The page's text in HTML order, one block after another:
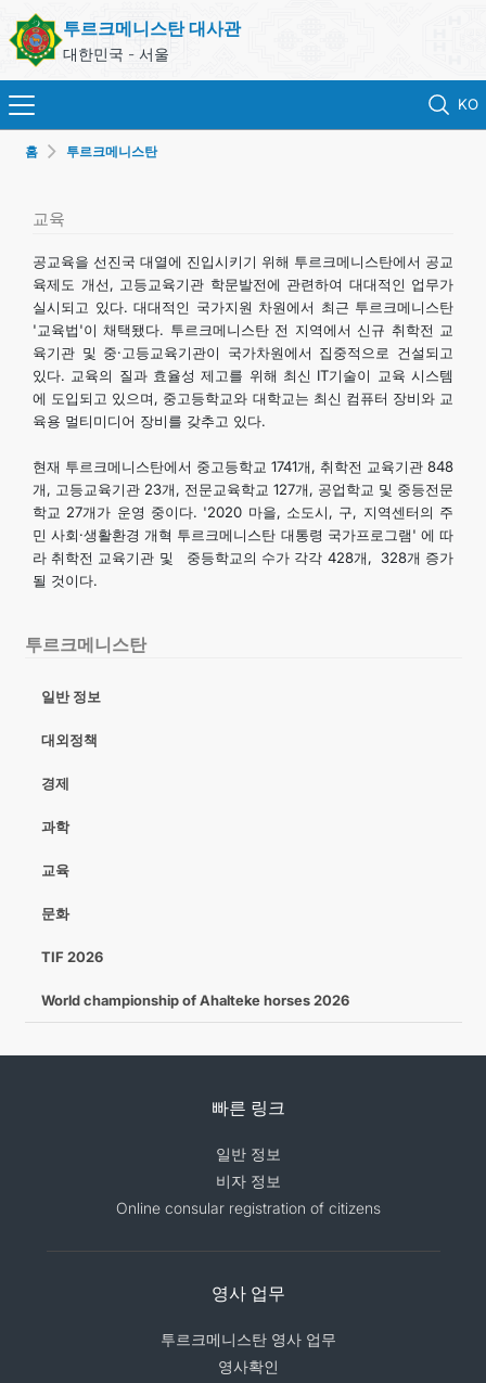
투르크메니스탄 대사관
대한민국 - 서울
KO
영사 업무
ONLINE CONSULAR REGISTRATION OF CITIZENS
투르크메니스탄
관광
홈 투르크메니스탄
투르크메니스탄
일반 정보
대외정책
경제
과학
교육
문화
TIF 2026
World championship of Ahalteke horses 2026
교육
공교육을 선진국 대열에 진입시키기 위해 투르크메니스탄에서 공교
육제도 개선, 고등교육기관 학문발전에 관련하여 대대적인 업무가
실시되고 있다. 대대적인 국가지원 차원에서 최근 투르크메니스탄
'교육법'이 채택됐다. 투르크메니스탄 전 지역에서 신규 취학전 교
육기관 및 중·고등교육기관이 국가차원에서 집중적으로 건설되고
있다. 교육의 질과 효율성 제고를 위해 최신 IT기술이 교육 시스템
에 도입되고 있으며, 중고등학교와 대학교는 최신 컴퓨터 장비와 교
육용 멀티미디어 장비를 갖추고 있다.
현재 투르크메니스탄에서 중고등학교 1741개, 취학전 교육기관 848
개, 고등교육기관 23개, 전문교육학교 127개, 공업학교 및 중등전문
학교 27개가 운영 중이다. '2020 마을, 소도시, 구, 지역센터의 주
민 사회·생활환경 개혁 투르크메니스탄 대통령 국가프로그램' 에 따
라 취학전 교육기관 및 중등학교의 수가 각각 428개, 328개 증가
될 것이다.
빠른 링크
일반 정보
비자 정보
Online consular registration of citizens
영사 업무
투르크메니스탄 영사 업무
영사확인